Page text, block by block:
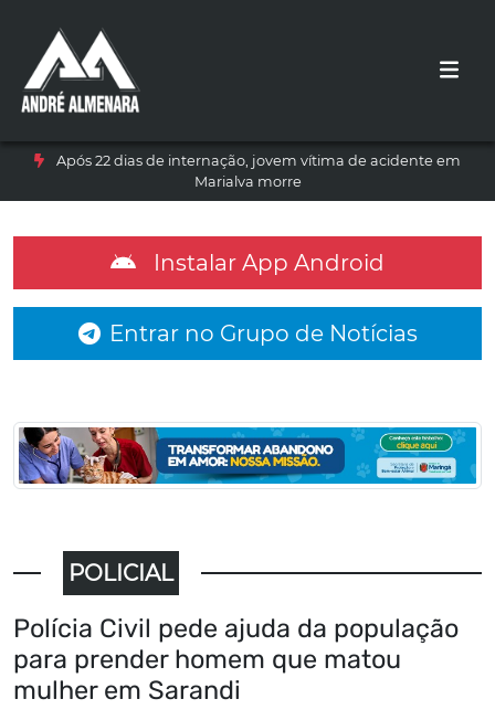
Após 22 dias de internação, jovem vítima de acidente em
Marialva morre
Instalar App Android
Entrar no Grupo de Notícias
POLICIAL
Polícia Civil pede ajuda da população
para prender homem que matou
mulher em Sarandi